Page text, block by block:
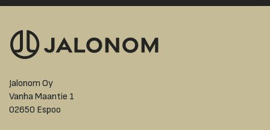
Jalonom Oy
Vanha Maantie 1
02650 Espoo